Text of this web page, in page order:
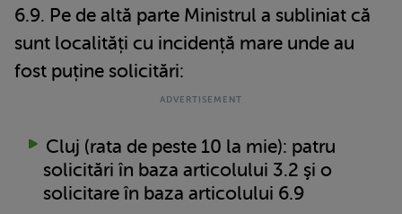
6.9. Pe de altă parte Ministrul a subliniat că
sunt localități cu incidență mare unde au
fost puține solicitări:
Cluj (rata de peste 10 la mie): patru
solicitări în baza articolului 3.2 şi o
solicitare în baza articolului 6.9